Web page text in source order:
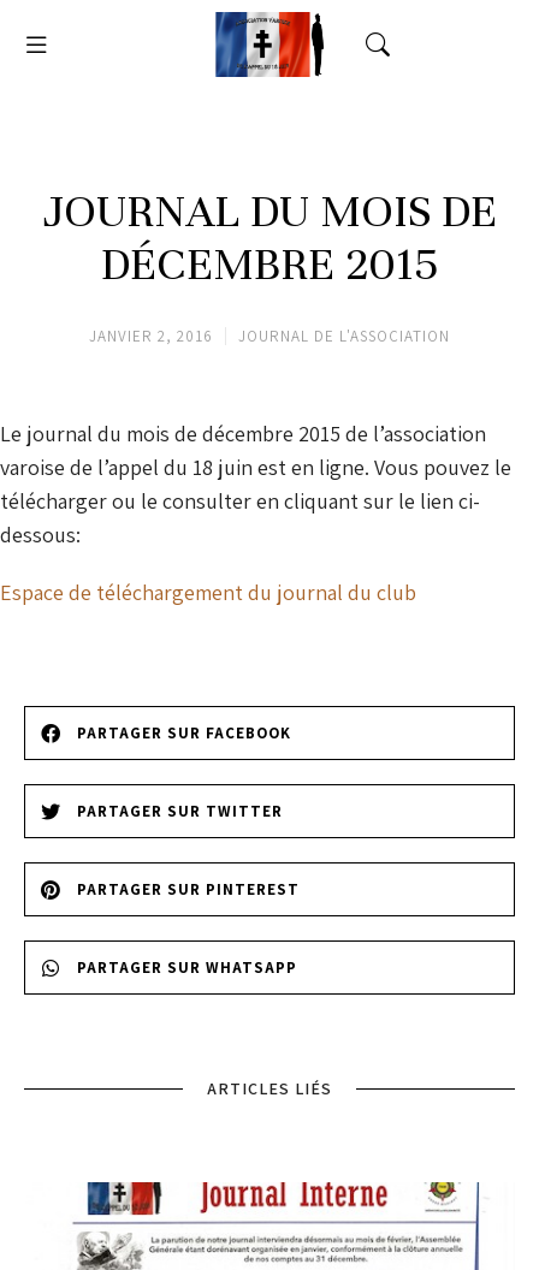
JOURNAL DU MOIS DE
DÉCEMBRE 2015
JANVIER 2, 2016 JOURNAL DE L'ASSOCIATION
Le journal du mois de décembre 2015 de l’association
varoise de l’appel du 18 juin est en ligne. Vous pouvez le
télécharger ou le consulter en cliquant sur le lien ci-
dessous:
Espace de téléchargement du journal du club
PARTAGER SUR FACEBOOK
PARTAGER SUR TWITTER
PARTAGER SUR PINTEREST
PARTAGER SUR WHATSAPP
ARTICLES LIÉS